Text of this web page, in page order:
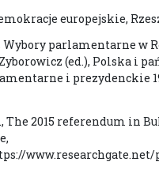
europejskie,
Wybory parlamentarne w
Zyborowicz (ed.), Polska i
i prezydenckie
The 2015 referendum in